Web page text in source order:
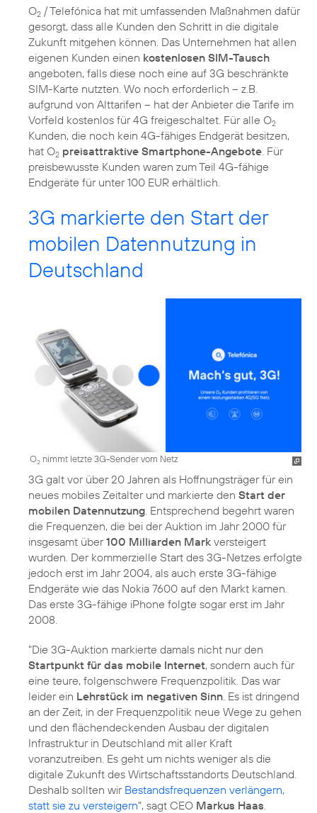
O2 / Telefónica hat mit umfassenden Maßnahmen dafür
gesorgt, dass alle Kunden den Schritt in die digitale
Zukunft mitgehen können. Das Unternehmen hat allen
eigenen Kunden einen kostenlosen SIM-Tausch
angeboten, falls diese noch eine auf 3G beschränkte
SIM-Karte nutzten. Wo noch erforderlich – z.B.
aufgrund von Alttarifen – hat der Anbieter die Tarife im
Vorfeld kostenlos für 4G freigeschaltet. Für alle O2
Kunden, die noch kein 4G-fähiges Endgerät besitzen,
hat O2 preisattraktive Smartphone-Angebote. Für
preisbewusste Kunden waren zum Teil 4G-fähige
Endgeräte für unter 100 EUR erhältlich.
3G markierte den Start der
mobilen Datennutzung in
Deutschland
O2 nimmt letzte 3G-Sender vom Netz
3G galt vor über 20 Jahren als Hoffnungsträger für ein
neues mobiles Zeitalter und markierte den Start der
mobilen Datennutzung . Entsprechend begehrt waren
die Frequenzen, die bei der Auktion im Jahr 2000 für
insgesamt über100 Milliarden Mark versteigert
wurden. Der kommerzielle Start des 3G-Netzes erfolgte
jedoch erst im Jahr 2004, als auch erste 3G-fähige
Endgeräte wie das Nokia 7600 auf den Markt kamen.
Das erste 3G-fähige iPhone folgte sogar erst im Jahr
2008.
"Die 3G-Auktion markierte damals nicht nur den
Startpunkt für das mobile Internet, sondern auch für
eine teure, folgenschwere Frequenzpolitik. Das war
leider ein Lehrstück im negativen Sinn . Es ist dringend
an der Zeit, in der Frequenzpolitik neue Wege zu gehen
und den flächendeckenden Ausbau der digitalen
Infrastruktur in Deutschland mit aller Kraft
voranzutreiben. Es geht um nichts weniger als die
digitale Zukunft des Wirtschaftsstandorts Deutschland.
Deshalb sollten wir Bestandsfrequenzen verlängern,
statt sie zu versteigern", sagt CEO Markus Haas